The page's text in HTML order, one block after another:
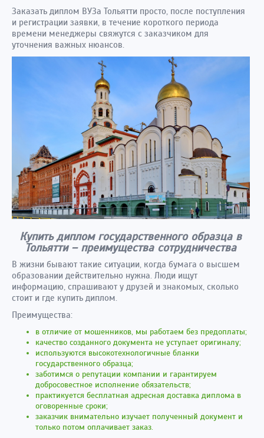
Заказать диплом ВУЗа Тольятти просто, после поступления
и регистрации заявки, в течение короткого периода
времени менеджеры свяжутся с заказчиком для
уточнения важных нюансов.
Купить диплом государственного образца в
Тольятти – преимущества сотрудничества
В жизни бывают такие ситуации, когда бумага о высшем
образовании действительно нужна. Люди ищут
информацию, спрашивают у друзей и знакомых, сколько
стоит и где купить диплом.
Преимущества:
в отличие от мошенников, мы работаем без предоплаты;
качество созданного документа не уступает оригиналу;
используются высокотехнологичные бланки
государственного образца;
заботимся о репутации компании и гарантируем
добросовестное исполнение обязательств;
практикуется бесплатная адресная доставка диплома в
оговоренные сроки;
заказчик внимательно изучает полученный документ и
только потом оплачивает заказ.